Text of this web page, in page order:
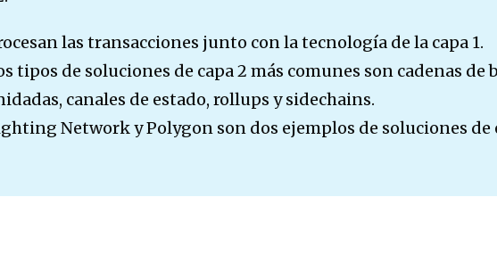
las transacciones junto con la tecnología de la capa 1.
tipos de soluciones de capa 2 más comunes son cadenas de
canales de estado, rollups y sidechains.
Network y Polygon son dos ejemplos de soluciones de